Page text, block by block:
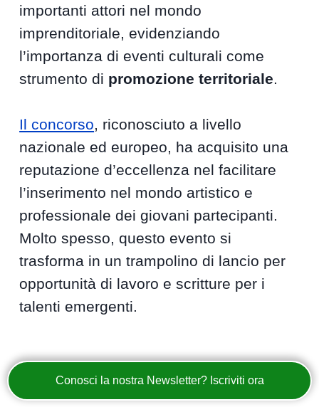
importanti attori nel mondo
imprenditoriale, evidenziando
l’importanza di eventi culturali come
strumento di promozione territoriale
Il concorso , riconosciuto a livello
nazionale ed europeo, ha acquisito una
reputazione d’eccellenza nel facilitare
l’inserimento nel mondo artistico e
professionale dei giovani partecipanti.
Molto spesso, questo evento si
trasforma in un trampolino di lancio per
opportunità di lavoro e scritture per i
talenti emergenti.
Conosci la nostra Newsletter? Iscriviti ora